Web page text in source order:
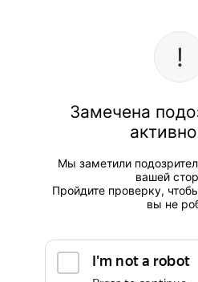
Замечена
Мы заметили
вашей
Пройдите проверку,
вы не